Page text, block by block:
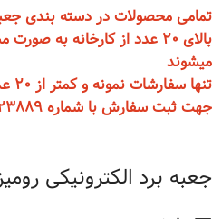
تمامی محصولات در دسته بندی
بالای 20 عدد از کارخانه به
میشوند
تنها سفارشات نمونه و کمتر از 20 عدد از تهران ارسال شده
جهت ثبت سفارش با شماره 09123723889 تماس بگیرید
جعبه برد الکترونیکی